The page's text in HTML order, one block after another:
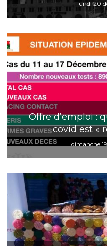
lundi 20
Offre d’emploi :
covid est «
dimanche